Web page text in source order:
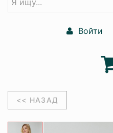
Войти
<< НАЗАД